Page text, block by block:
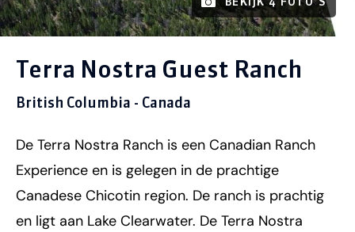
Terra Nostra Guest Ranch
British Columbia - Canada
De Terra Nostra Ranch is een Canadian Ranch
Experience en is gelegen in de prachtige
Canadese Chicotin region. De ranch is prachtig
en ligt aan Lake Clearwater. De Terra Nostra